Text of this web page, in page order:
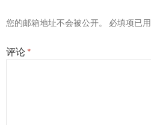
您的邮箱地址不会被公开。 必填项已用
评论 *